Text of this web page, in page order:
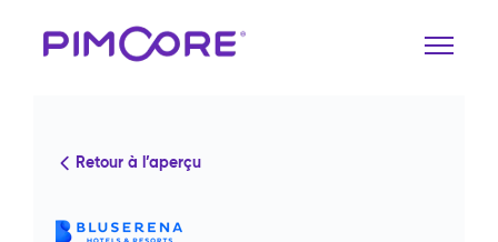
Retour à l’aperçu